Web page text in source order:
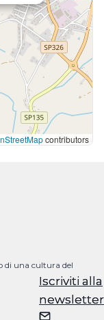
Iscriviti alla
newsletter
contributors
di una cultura del
Iscriviti alla
newsletter